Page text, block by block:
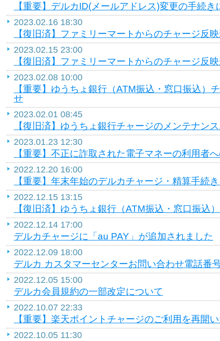
【重要】デルカID(メールアドレス)変更の手続き
2023.02.16 18:30
【復旧済】ファミリーマートからのチャージ反
2023.02.15 23:00
【復旧済】ファミリーマートからのチャージ反
2023.02.08 10:00
【重要】ゆうちょ銀行（ATM振込・窓口振込）
せ
2023.02.01 08:45
【復旧済】ゆうちょ銀行チャージのメンテナン
2023.01.23 12:30
【重要】不正に詐取された電子マネーの利用者
2022.12.20 16:00
【重要】年末年始のデルカチャージ・精算手続
2022.12.15 13:15
【復旧済】ゆうちょ銀行（ATM振込・窓口振込
2022.12.14 17:00
デルカチャージに「au PAY」が追加されました
2022.12.09 18:00
デルカ カスタマーセンターお問い合わせ電話番
2022.12.05 15:00
デルカ会員規約の一部改定について
2022.10.07 22:33
【重要】楽天ポイントチャージのご利用を再開
2022.10.05 11:30